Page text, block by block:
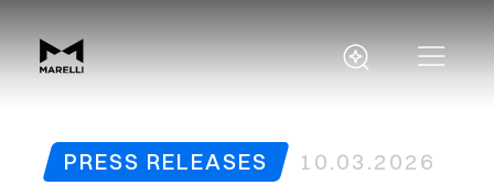
PRESS RELEASES 10.03.2026